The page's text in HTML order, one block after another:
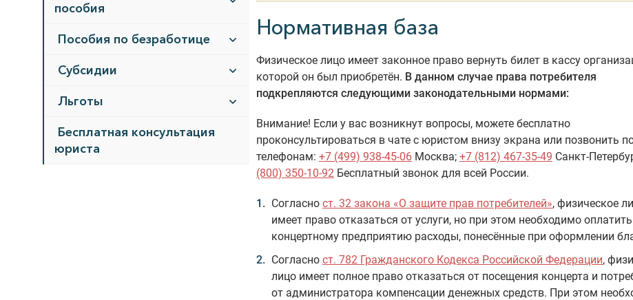
пособия
Пособия по безработице
Субсидии
Льготы
Бесплатная консультация
юриста
Нормативная база
Физическое лицо имеет законное право вернуть билет в кассу
которой он был приобретён. В данном случае права потребителя
подкрепляются следующими законодательными нормами:
Внимание! Если у вас возникнут вопросы, можете бесплатно
проконсультироваться в чате с юристом внизу экрана или позвонить
телефонам: +7 (499) 938-45-06 Москва; +7 (812) 467-35-49 Санкт-
(800) 350-10-92 Бесплатный звонок для всей России.
Согласно ст. 32 закона «О защите прав потребителей», физическое
имеет право отказаться от услуги, но при этом необходимо оплатить
концертному предприятию расходы, понесённые при оформлении
Согласно ст. 782 Гражданского Кодекса Российской Федерации,
лицо имеет полное право отказаться от посещения концерта и
от администратора компенсации денежных средств. При этом